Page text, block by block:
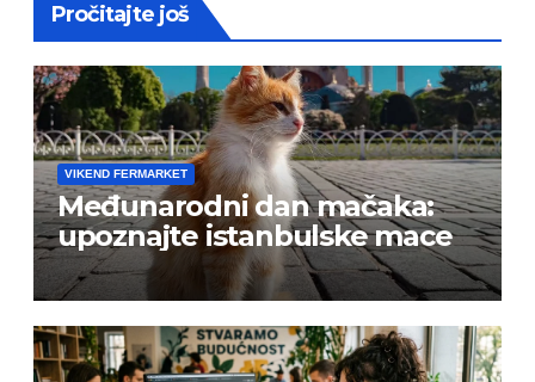
Pročitajte još
VIKEND FERMARKET
Međunarodni dan mačaka:
upoznajte istanbulske mace